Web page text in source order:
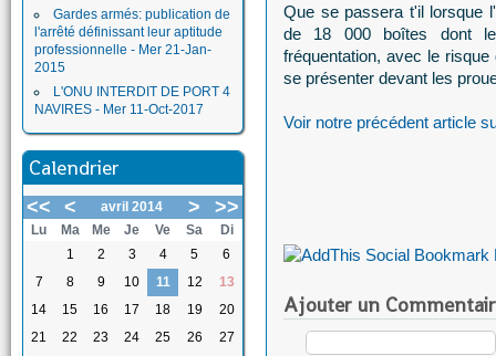
Gardes armés: publication de
l'arrêté définissant leur aptitude
professionnelle - Mer 21-Jan-
2015
L'ONU INTERDIT DE PORT 4
NAVIRES - Mer 11-Oct-2017
Calendrier
<< < avril 2014 > >>
Lu Ma Me Je Ve Sa
Di
1
2 3 4 5
6
7
8 9 10 11 12
13
14
15 16 17 18 19
20
21
22 23 24 25 26
27
Que se passera t'il lorsque
de 18 000 boîtes dont
fréquentation, avec le
se présenter devant les
Voir notre précédent article
Ajouter un